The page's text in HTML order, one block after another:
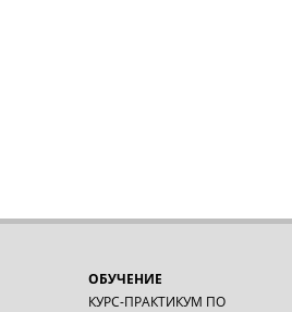
ОБУЧЕНИЕ
КУРС-ПРАКТИКУМ ПО